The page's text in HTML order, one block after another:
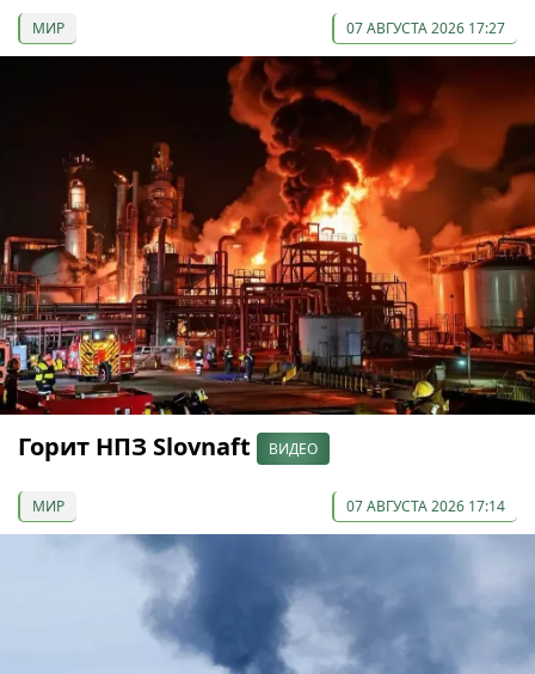
МИР 07 АВГУСТА 2026 17:27
Горит НПЗ Slovnaft ВИДЕО
МИР 07 АВГУСТА 2026 17:14